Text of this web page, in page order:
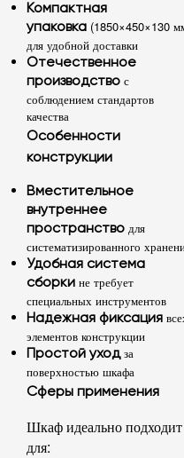
Компактная
упаковка (1850×450×130
для удобной доставки
Отечественное
производство с
соблюдением стандартов
качества
Особенности
конструкции
Вместительное
внутреннее
пространство для
систематизированного
Удобная система
сборки не требует
специальных инструментов
Надежная фиксация
элементов конструкции
Простой уходза
поверхностью шкафа
Сферы применения
Шкаф идеально подходит
для: